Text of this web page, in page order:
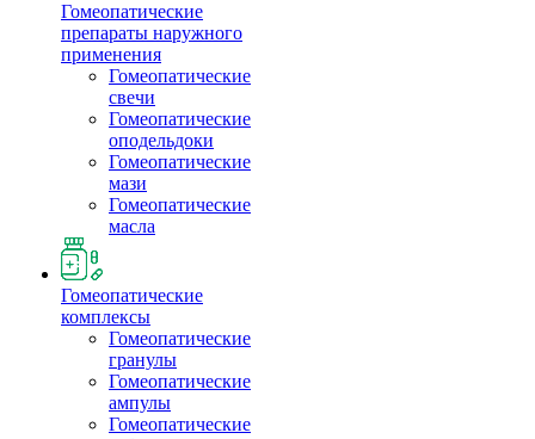
Гомеопатические
препараты наружного
применения
Гомеопатические
свечи
Гомеопатические
оподельдоки
Гомеопатические
мази
Гомеопатические
масла
Гомеопатические
комплексы
Гомеопатические
гранулы
Гомеопатические
ампулы
Гомеопатические